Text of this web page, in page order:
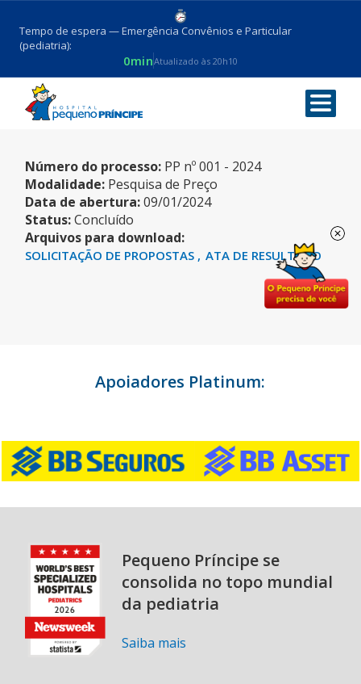
Tempo de espera — Emergência Convênios e Particular
(pediatria):
0minAtualizado às 20h10
ALBUMINA
Número do processo: PP nº 001 - 2024
Modalidade: Pesquisa de Preço
Data de abertura:09/01/2024
Status:Concluído
Arquivos para download:
SOLICITAÇÃO DE PROPOSTAS ATA DE RESULTADO
Apoiadores Platinum:
Pequeno Príncipe se
consolida no topo mundial
da pediatria
Saiba mais